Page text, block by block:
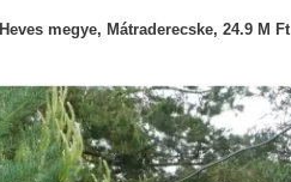
Heves megye, Mátraderecske, 24.9 M Ft